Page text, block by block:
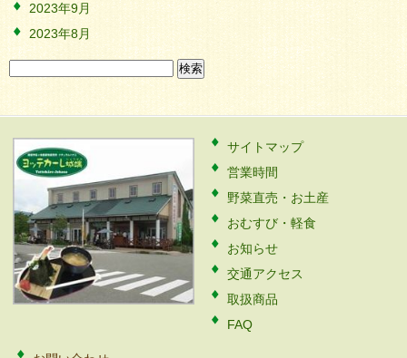
2023年9月
2023年8月
索:
サイトマップ
営業時間
野菜直売・お土産
おむすび・軽食
お知らせ
交通アクセス
取扱商品
FAQ